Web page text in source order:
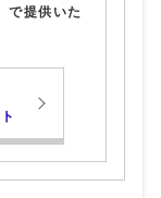
で提供いた